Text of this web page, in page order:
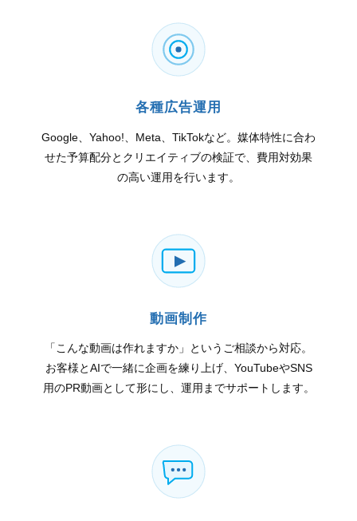
各種広告運用
Google、Yahoo!、Meta、TikTokなど。媒体特性に合わ
せた予算配分とクリエイティブの検証で、費用対効果
の高い運用を行います。
動画制作
「こんな動画は作れますか」というご相談から対応。
お客様とAIで一緒に企画を練り上げ、YouTubeやSNS
用のPR動画として形にし、運用までサポートします。